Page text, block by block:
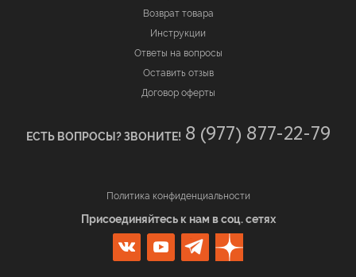
Возврат товара
Инструкции
Ответы на вопросы
Оставить отзыв
Договор оферты
ЕСТЬ ВОПРОСЫ? ЗВОНИТЕ! 8 (977) 877-22-79
Политика конфиденциальности
Присоединяйтесь к нам в соц. сетях